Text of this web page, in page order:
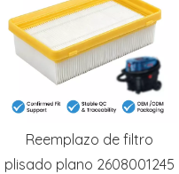
Reemplazo de filtro
plisado plano 2608001245